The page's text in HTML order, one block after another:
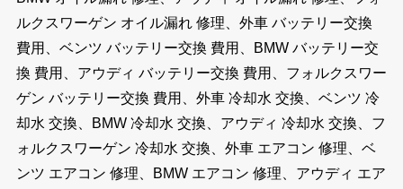
ルクスワーゲン オイル漏れ 修理、外車 バッテリー交換
費用、ベンツ バッテリー交換 費用、BMW バッテリー交
換 費用、アウディ バッテリー交換 費用、フォルクスワー
ゲン バッテリー交換 費用、外車 冷却水 交換、ベンツ 冷
却水 交換、BMW 冷却水 交換、アウディ 冷却水 交換、フ
ォルクスワーゲン 冷却水 交換、外車 エアコン 修理、ベ
ンツ エアコン 修理、BMW エアコン 修理、アウディ エア